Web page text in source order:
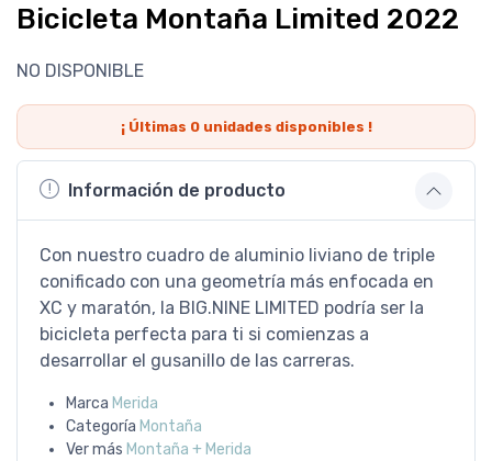
Bicicleta Montaña Limited 2022
NO DISPONIBLE
¡ Últimas 0unidades disponibles !
Información de producto
Con nuestro cuadro de aluminio liviano de triple
conificado con una geometría más enfocada en
XC y maratón, la BIG.NINE LIMITED podría ser la
bicicleta perfecta para ti si comienzas a
desarrollar el gusanillo de las carreras.
Marca Merida
Categoría Montaña
Ver más Montaña + Merida